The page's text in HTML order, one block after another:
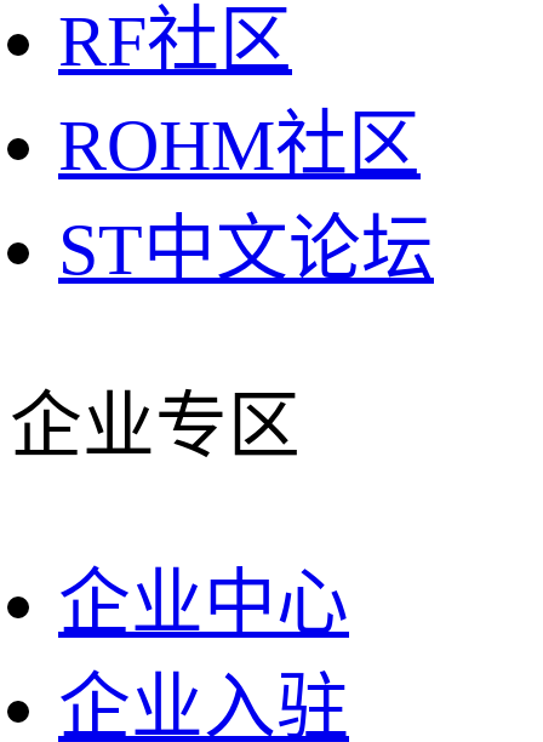
RF社区
ROHM社区
ST中文论坛
企业专区
企业中心
企业入驻